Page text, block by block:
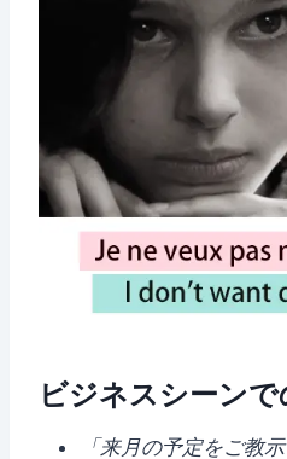
ビジネスシーンで
「来月の予定をご教